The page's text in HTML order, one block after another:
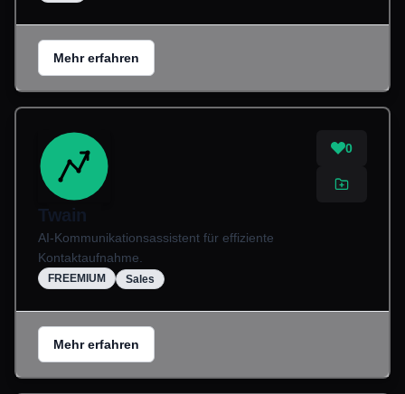
Mehr erfahren
0
Twain
AI-Kommunikationsassistent für effiziente
Kontaktaufnahme.
FREEMIUM Sales
Mehr erfahren